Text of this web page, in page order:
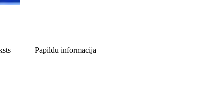
Papildu informācija